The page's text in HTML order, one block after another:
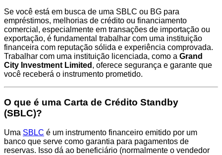
Se você está em busca de uma SBLC ou BG para
empréstimos, melhorias de crédito ou financiamento
comercial, especialmente em transações de importação ou
exportação, é fundamental trabalhar com uma instituição
financeira com reputação sólida e experiência comprovada.
Trabalhar com uma instituição licenciada, como a Grand
City Investment Limited , oferece segurança e garante que
você receberá o instrumento prometido.
O que é uma Carta de Crédito Standby
(SBLC)?
Uma SBLC é um instrumento financeiro emitido por um
banco que serve como garantia para pagamentos de
reservas. Isso dá ao beneficiário (normalmente o vendedor